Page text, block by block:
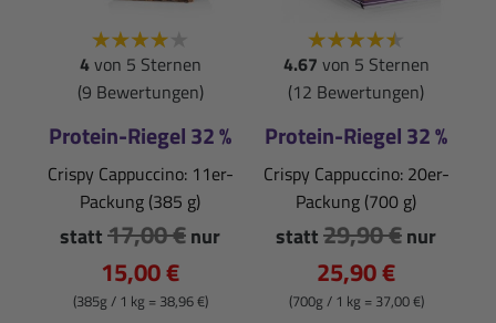
4von 5 Sternen
(9 Bewertungen)
Protein-Riegel 32 %
Crispy Cappuccino: 11er-
Packung (385 g)
statt17,00 €nur
15,00 €
(385g / 1 kg = 38,96 €)
4.67 von 5 Sternen
(12 Bewertungen)
Protein-Riegel 32 %
Crispy Cappuccino: 20er-
Packung (700 g)
statt29,90 €nur
25,90 €
(700g / 1 kg = 37,00 €)